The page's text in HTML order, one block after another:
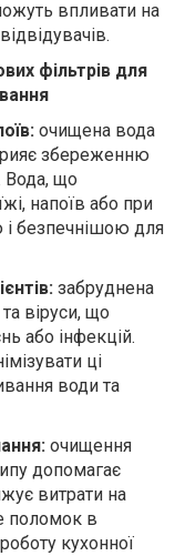
впливати на
фільтрів для
очищена вода
збереженню
Вода, що
напоїв або при
і безпечнішою для
забруднена
віруси, що
або інфекцій.
ці
води та
очищення
допомагає
витрати на
поломок в
кухонної